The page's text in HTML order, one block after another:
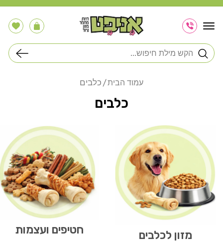
דלג
לתוכן
חיפוש
עֲגָלָההרשימה
שלי
עמוד הבית כלבים
כלבים
מזון לכלבים חטיפים ועצמות